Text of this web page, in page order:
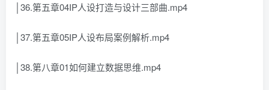
│36.第五章04IP人设打造与设计三部曲.mp4
│37.第五章05IP人设布局案例解析.mp4
│38.第八章01如何建立数据思维.mp4